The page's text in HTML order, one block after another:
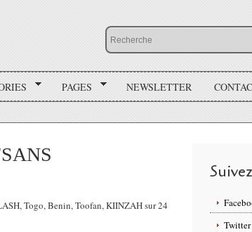
PAGES NEWSLETTER
Togo, Benin, Toofan, KIINZAH sur 24
Twitter